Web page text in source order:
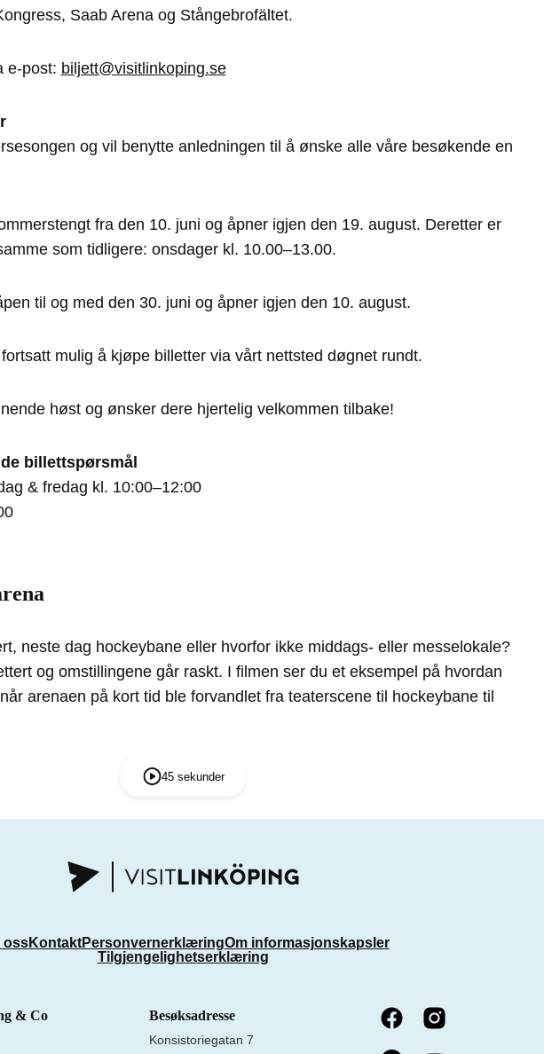
Saab Arena og Stångebrofältet.
e-post: biljett@visitlinkoping.se
og vil benytte anledningen til å ønske alle våre besøkende en
fra den 10. juni og åpner igjen den 19. august. Deretter er
som tidligere: onsdager kl. 10.00–13.00.
til og med den 30. juni og åpner igjen den 10. august.
mulig å kjøpe billetter via vårt nettsted døgnet rundt.
høst og ønsker dere hjertelig velkommen tilbake!
billettspørsmål
& fredag kl. 10:00–12:00
neste dag hockeybane eller hvorfor ikke middags- eller messelokale?
og omstillingene går raskt. I filmen ser du et eksempel på hvordan
arenaen på kort tid ble forvandlet fra teaterscene til hockeybane til
45 sekunder
ossKontaktPersonvernerklæringOm informasjonskapsler
Tilgjengelighetserklæring
& Co Besøksadresse
Konsistoriegatan 7